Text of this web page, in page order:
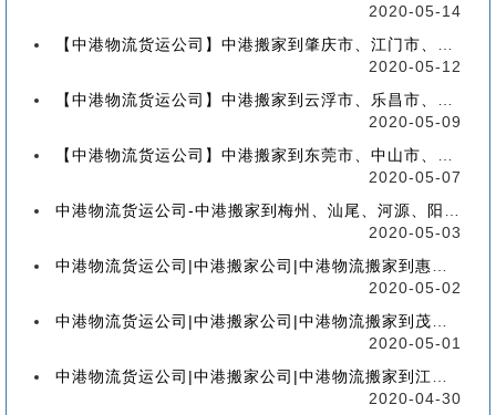
2020-05-14
【中港物流货运公司】中港搬家到肇庆市、江门市、茂名市、惠州市收费标准+流程价格
2020-05-12
【中港物流货运公司】中港搬家到云浮市、乐昌市、南雄市、廉江市收费标准+流程价格
2020-05-09
【中港物流货运公司】中港搬家到东莞市、中山市、潮州市、揭阳市收费标准+流程价格
2020-05-07
中港物流货运公司-中港搬家到梅州、汕尾、河源、阳江、清远的流程、价格和收费标准
2020-05-03
中港物流货运公司|中港搬家公司|中港物流搬家到惠州流程、联运、包装、价格、电话、标准
2020-05-02
中港物流货运公司|中港搬家公司|中港物流搬家到茂名流程、联运、包装、价格、电话、标准
2020-05-01
中港物流货运公司|中港搬家公司|中港物流搬家到江门流程、联运、包装、价格、电话、标准
2020-04-30